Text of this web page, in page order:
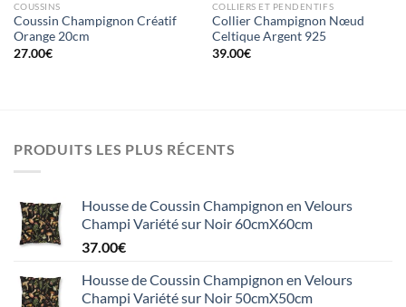
COUSSINS
Coussin Champignon Créatif
Orange 20cm
27.00€
COLLIERS ET PENDENTIFS
Collier Champignon Nœud
Celtique Argent 925
39.00€
PRODUITS LES PLUS RÉCENTS
Housse de Coussin Champignon en Velours
Champi Variété sur Noir 60cmX60cm
37.00€
Housse de Coussin Champignon en Velours
Champi Variété sur Noir 50cmX50cm